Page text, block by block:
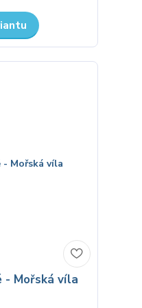
- Mořská víla